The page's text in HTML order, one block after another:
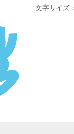
文字サイズ：